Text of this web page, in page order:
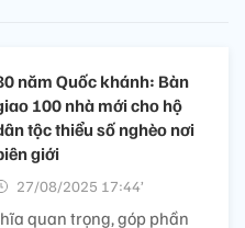
năm Quốc khánh: Bàn
100 nhà mới cho hộ
tộc thiểu số nghèo nơi
giới
27/08/2025 17:44’
quan trọng, góp phần